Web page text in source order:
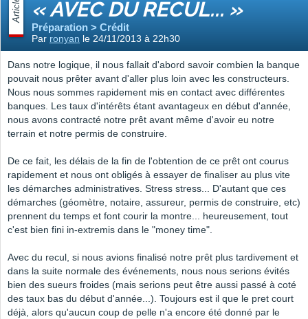
Article « AVEC DU RECUL... »
Préparation > Crédit
Par ronyan le 24/11/2013 à 22h30
Dans notre logique, il nous fallait d'abord savoir combien la banque
pouvait nous prêter avant d'aller plus loin avec les constructeurs.
Nous nous sommes rapidement mis en contact avec différentes
banques. Les taux d'intérêts étant avantageux en début d'année,
nous avons contracté notre prêt avant même d'avoir eu notre
terrain et notre permis de construire.
De ce fait, les délais de la fin de l'obtention de ce prêt ont courus
rapidement et nous ont obligés à essayer de finaliser au plus vite
les démarches administratives. Stress stress... D'autant que ces
démarches (géomètre, notaire, assureur, permis de construire, etc)
prennent du temps et font courir la montre... heureusement, tout
c'est bien fini in-extremis dans le "money time".
Avec du recul, si nous avions finalisé notre prêt plus tardivement et
dans la suite normale des événements, nous nous serions évités
bien des sueurs froides (mais serions peut être aussi passé à coté
des taux bas du début d'année...). Toujours est il que le pret court
déjà, alors qu'aucun coup de pelle n'a encore été donné par le